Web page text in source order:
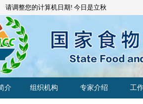
整您的计算机日期! 今日是立秋
介 组织机构 专家介绍 工